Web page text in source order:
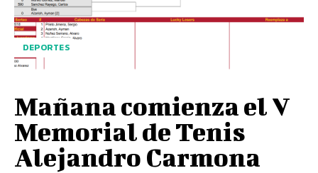
DEPORTES
Mañana comienza el V
Memorial de Tenis
Alejandro Carmona